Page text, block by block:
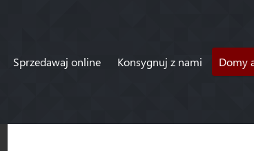
Sprzedawaj online Konsygnuj z nami Domy